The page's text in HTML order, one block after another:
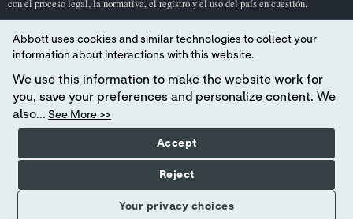
con el proceso legal, la normativa, el registro y el uso del país en cuestión.
El uso de esta página web y la información contenida en la misma están sujetos a
nuestrosTérminos y condiciones del sitio weby a nuestra Política de privacida
. Las fotografías mostradas se incluyen únicamente con fines ilustrativos. Las
No todos los productos están disponibles en todas las regiones. Consulte a su
representante local la disponibilidad en mercados específicos. Para uso exclusivo
en diagnósticosin vitro. Para obtener información sobre el cartucho de prueba
y el uso previsto, consulte las páginas de los productos individuales o los
datos sobre el cartucho (información de cartuchos y pruebas/instrucciones de uso)
Abbott - Líder en diagnóstico inmediato
Abbott uses cookies and similar technologies to collect your
information about interactions with this website.
We use this information to make the website work for
you, save your preferences and personalize content. We
also... See More >>
Your privacy choices
Accept
Reject